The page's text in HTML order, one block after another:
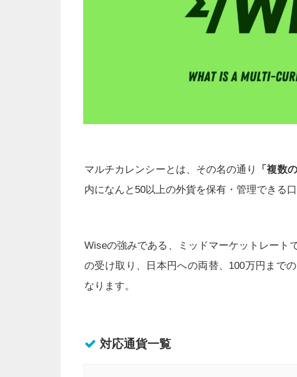
マルチカレンシーとは、その名の通り 「複数
内になんと50以上の外貨を保有・管理できる
Wiseの強みである、ミッドマーケットレート
の受け取り、日本円への両替、100万円まで
なります。
対応通貨一覧